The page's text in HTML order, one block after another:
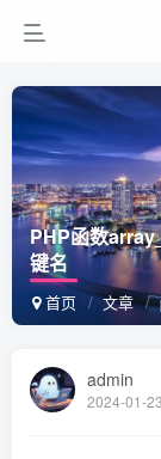
PHP函数
键名
首页 文章
admin
2024-01-23